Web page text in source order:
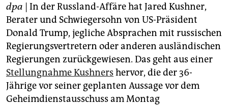
fragen & hilfe
unterstützen
abo
genossenschaft
epaper login
dpa | In der Russland-Affäre hat Jared Kushner,
Berater und Schwiegersohn von US-Präsident
Donald Trump, jegliche Absprachen mit russischen
Regierungsvertretern oder anderen ausländischen
Regierungen zurückgewiesen. Das geht aus einer
Stellungnahme Kushners hervor, die der 36-
Jährige vor seiner geplanten Aussage vor dem
Geheimdienstausschuss am Montag